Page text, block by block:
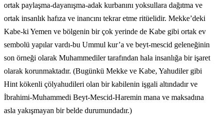
ortak paylaşma-dayanışma-adak kurbanını yoksullara dağıtma ve
ortak insanlık hafıza ve inancını tekrar etme ritüelidir. Mekke’deki
Kabe-ki Yemen ve bölgenin bir çok yerinde de Kabe gibi ortak ev
sembolü yapılar vardı-bu Ummul kur’a ve beyt-mescid geleneğinin
son örneği olarak Muhammediler tarafından hala insanlığa bir işaret
olarak korunmaktadır. (Bugünkü Mekke ve Kabe, Yahudiler gibi
Hint kökenli çölyahudileri olan bir kabilenin işgali altındadır ve
İbrahimi-Muhammedi Beyt-Mescid-Haremin mana ve maksadına
asla yakışmayan bir belde durumundadır.)